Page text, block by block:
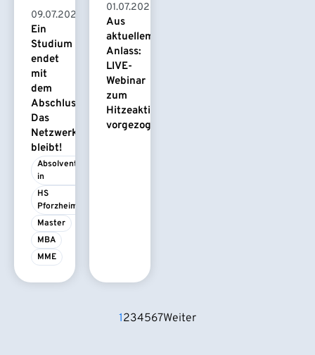
09.07.2026
Ein
Studium
endet
mit
dem
Abschluss.
Das
Netzwerk
bleibt!
Absolvent/-
in
HS
Pforzheim
Master
MBA
MME
01.07.2026
Aus
aktuellem
Anlass:
LIVE-
Webinar
zum
Hitzeaktionsplan
vorgezogen
1234567Weiter